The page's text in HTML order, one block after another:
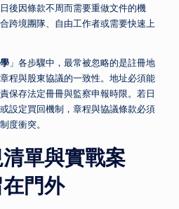
後因條款不周而需要重做文件的機
跨境團隊、自由工作者或需要快速上
」各步驟中，最常被忽略的是註冊地
程與股東協議的一致性。地址必須能
保存法定冊冊與監察申報時限。若日
設定買回機制，章程與協議條款必須
度衝突。
單與實戰案
門外